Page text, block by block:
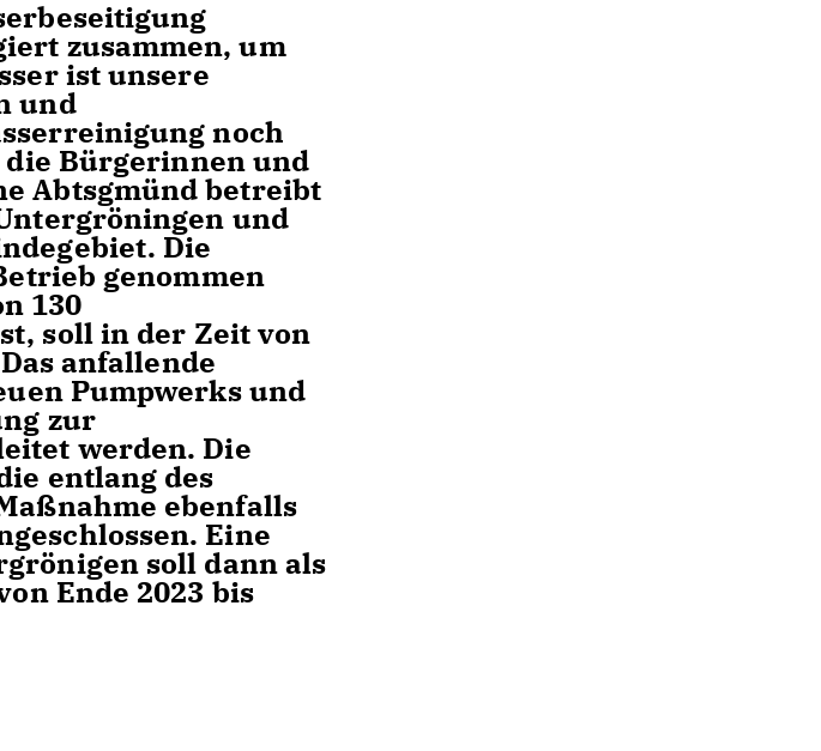
zusammen, um
ist unsere
und
noch
Bürgerinnen und
Abtsgmünd betreibt
und
Die
genommen
130
soll in der Zeit von
anfallende
Pumpwerks und
zur
werden. Die
entlang des
ebenfalls
Eine
soll dann als
Ende 2023 bis